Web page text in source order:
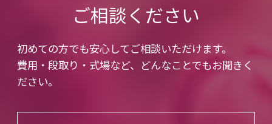
ご相談ください
初めての方でも安心してご相談いただけます。
費用・段取り・式場など、どんなことでもお聞きく
ださい。